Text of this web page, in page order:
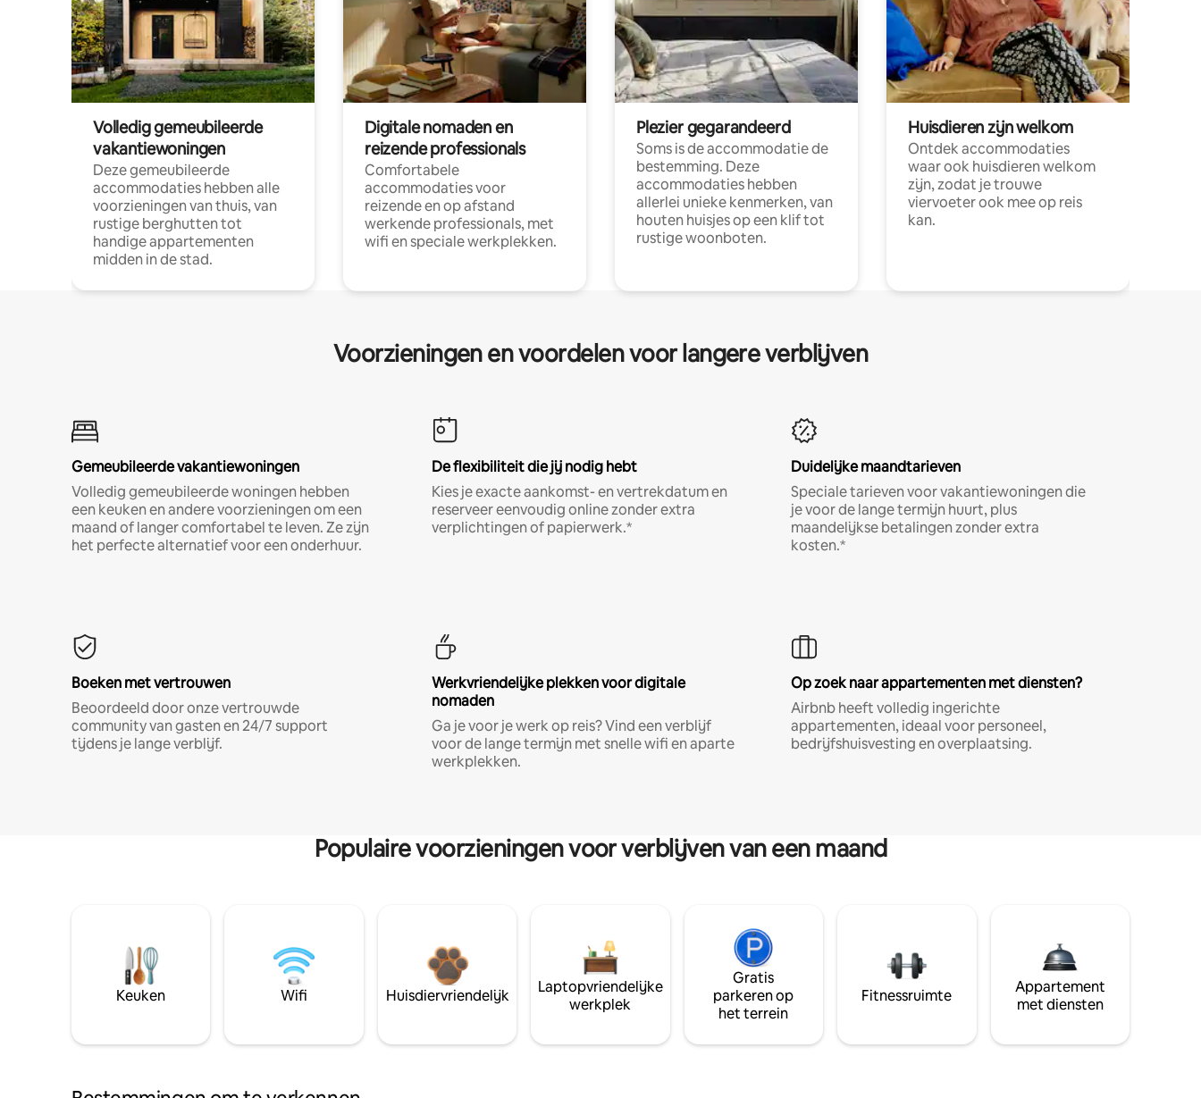
Volledig gemeubileerde
vakantiewoningen
Deze gemeubileerde
accommodaties hebben alle
voorzieningen van thuis, van
rustige berghutten tot
handige appartementen
midden in de stad.
Digitale nomaden en
reizende professionals
Comfortabele
accommodaties voor
reizende en op afstand
werkende professionals, met
wifi en speciale werkplekken.
Plezier gegarandeerd
Soms is de accommodatie de
bestemming. Deze
accommodaties hebben
allerlei unieke kenmerken, van
houten huisjes op een klif tot
rustige woonboten.
Huisdieren zijn welkom
Ontdek accommodaties
waar ook huisdieren welkom
zijn, zodat je trouwe
viervoeter ook mee op reis
kan.
Voorzieningen en voordelen voor langere verblijven
Gemeubileerde vakantiewoningen
Volledig gemeubileerde woningen hebben
een keuken en andere voorzieningen om een
maand of langer comfortabel te leven. Ze zijn
het perfecte alternatief voor een onderhuur.
De flexibiliteit die jij nodig hebt
Kies je exacte aankomst- en vertrekdatum en
reserveer eenvoudig online zonder extra
verplichtingen of papierwerk.*
Duidelijke maandtarieven
Speciale tarieven voor vakantiewoningen die
je voor de lange termijn huurt, plus
maandelijkse betalingen zonder extra
kosten.*
Boeken met vertrouwen
Beoordeeld door onze vertrouwde
community van gasten en 24/7 support
tijdens je lange verblijf.
Werkvriendelijke plekken voor digitale
nomaden
Ga je voor je werk op reis? Vind een verblijf
voor de lange termijn met snelle wifi en aparte
werkplekken.
Op zoek naar appartementen met diensten?
Airbnb heeft volledig ingerichte
appartementen, ideaal voor personeel,
bedrijfshuisvesting en overplaatsing.
Populaire voorzieningen voor verblijven van een maand
Keuken Wifi Huisdiervriendelijk
Laptopvriendelijke
werkplek
Gratis
parkeren op
het terrein
Fitnessruimte
Appartement
met diensten